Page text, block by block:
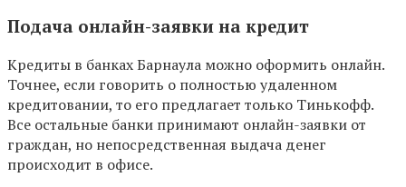
Подача онлайн-заявки на кредит
Кредиты в банках Барнаула можно оформить онлайн.
Точнее, если говорить о полностью удаленном
кредитовании, то его предлагает только Тинькофф.
Все остальные банки принимают онлайн-заявки от
граждан, но непосредственная выдача денег
происходит в офисе.